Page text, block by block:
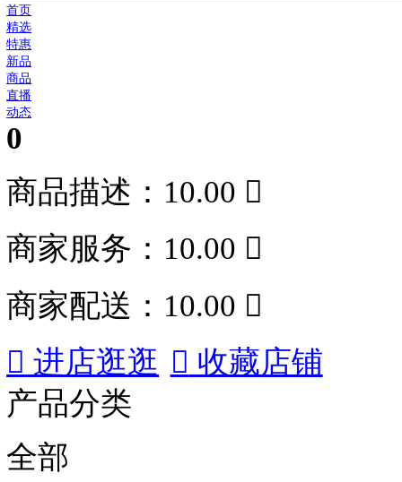
首页
精选
特惠
新品
商品
动态
0
商品描述：10.00
商家服务：10.00
商家配送：10.00
进店逛逛